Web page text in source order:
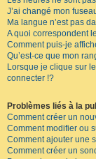
J’ai changé mon
Ma langue n’est pas
A quoi correspondent
Comment puis-je
Qu’est-ce que mon
Lorsque je clique sur
connecter !?
Problèmes liés à la
Comment créer un
Comment modifier ou
Comment ajouter une
Comment créer un